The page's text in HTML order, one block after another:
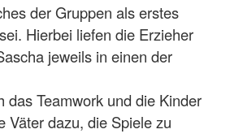
der Gruppen als erstes
Hierbei liefen die Erzieher
jeweils in einen der
das Teamwork und die Kinder
Väter dazu, die Spiele zu